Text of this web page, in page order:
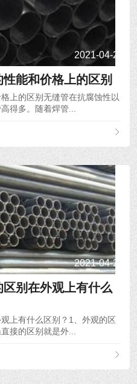
2021-04-21
能和价格上的区别
上的区别无缝管在抗腐蚀性以
得多。随着焊管...
2021-04-20
别在外观上有什么
上有什么区别？1、外观的区
接的区别就是外...